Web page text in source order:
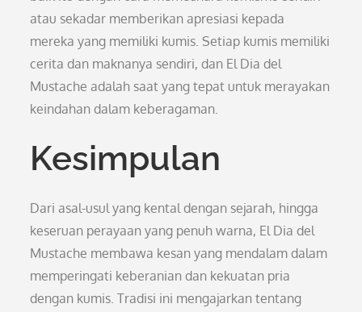
atau sekadar memberikan apresiasi kepada
mereka yang memiliki kumis. Setiap kumis memiliki
cerita dan maknanya sendiri, dan El Dia del
Mustache adalah saat yang tepat untuk merayakan
keindahan dalam keberagaman.
Kesimpulan
Dari asal-usul yang kental dengan sejarah, hingga
keseruan perayaan yang penuh warna, El Dia del
Mustache membawa kesan yang mendalam dalam
memperingati keberanian dan kekuatan pria
dengan kumis. Tradisi ini mengajarkan tentang